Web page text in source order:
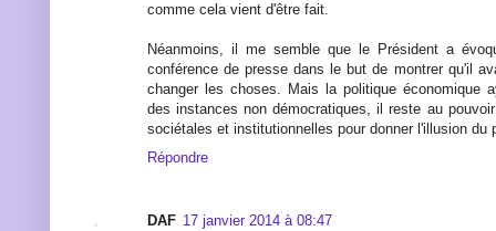
comme cela vient d'être fait.
Néanmoins, il me semble que le Président a
conférence de presse dans le but de montrer qu'il
changer les choses. Mais la politique économique
des instances non démocratiques, il reste au
sociétales et institutionnelles pour donner l'illusion du
Répondre
DAF 17 janvier 2014 à 08:47